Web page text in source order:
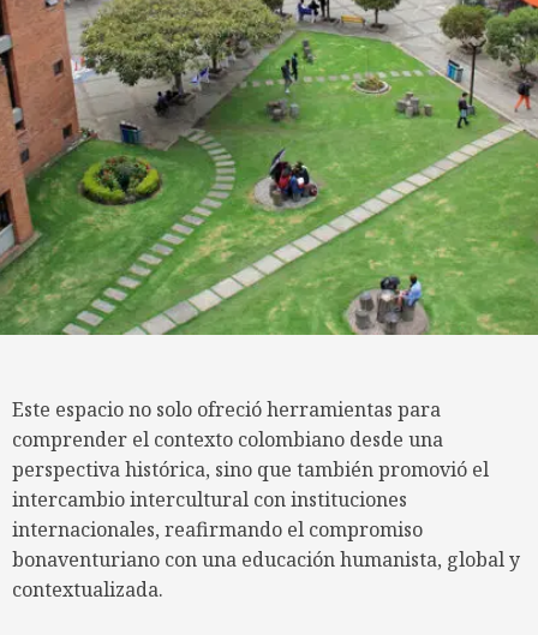
Este espacio no solo ofreció herramientas para
comprender el contexto colombiano desde una
perspectiva histórica, sino que también promovió el
intercambio intercultural con instituciones
internacionales, reafirmando el compromiso
bonaventuriano con una educación humanista, global y
contextualizada.